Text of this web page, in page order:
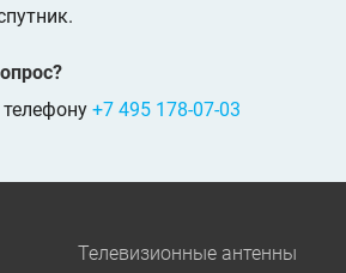
+7 495 178-07-03
Телевизионные антенны